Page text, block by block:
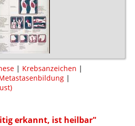
| Krebsanzeichen |
|
erkannt, ist heilbar"